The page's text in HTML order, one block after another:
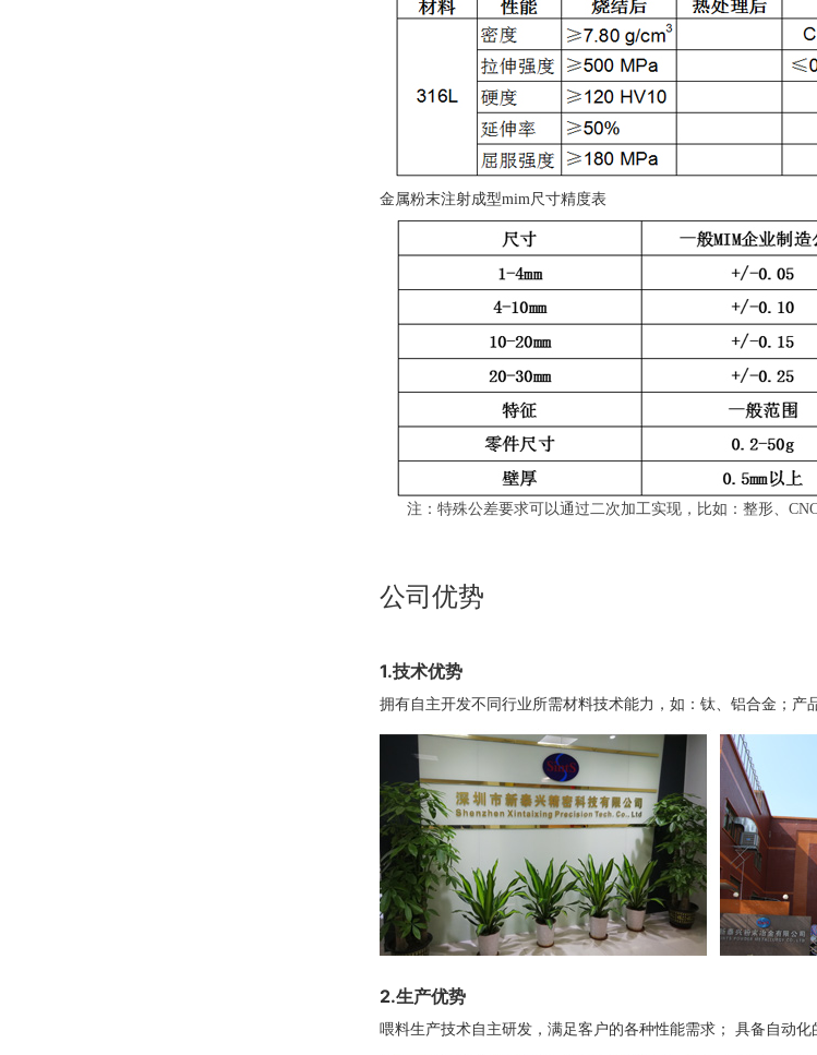
金属粉末注射成型mim尺寸精度表
注：特殊公差要求可以通过二次加工实现，比如：整形、CNC
公司优势
1.技术优势
拥有自主开发不同行业所需材料技术能力，如：钛、铝合金；产
2.生产优势
喂料生产技术自主研发，满足客户的各种性能需求； 具备自动化